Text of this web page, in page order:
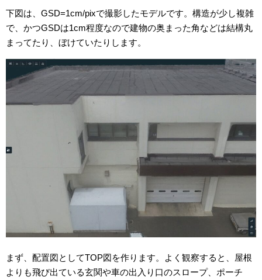
下図は、GSD=1cm/pixで撮影したモデルです。構造が少し複雑
で、かつGSDは1cm程度なので建物の奥まった角などは結構丸
まってたり、ぼけていたりします。
まず、配置図としてTOP図を作ります。よく観察すると、屋根
よりも飛び出ている玄関や車の出入り口のスロープ、ポーチ